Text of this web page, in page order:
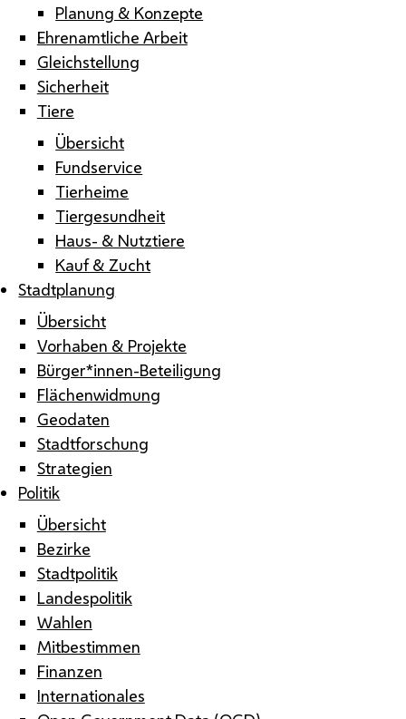
Planung & Konzepte
Ehrenamtliche Arbeit
Gleichstellung
Sicherheit
Tiere
Übersicht
Fundservice
Tierheime
Tiergesundheit
Haus- & Nutztiere
Kauf & Zucht
Stadtplanung
Übersicht
Vorhaben & Projekte
Bürger*innen-Beteiligung
Flächenwidmung
Geodaten
Stadtforschung
Strategien
Politik
Übersicht
Bezirke
Stadtpolitik
Landespolitik
Wahlen
Mitbestimmen
Finanzen
Internationales